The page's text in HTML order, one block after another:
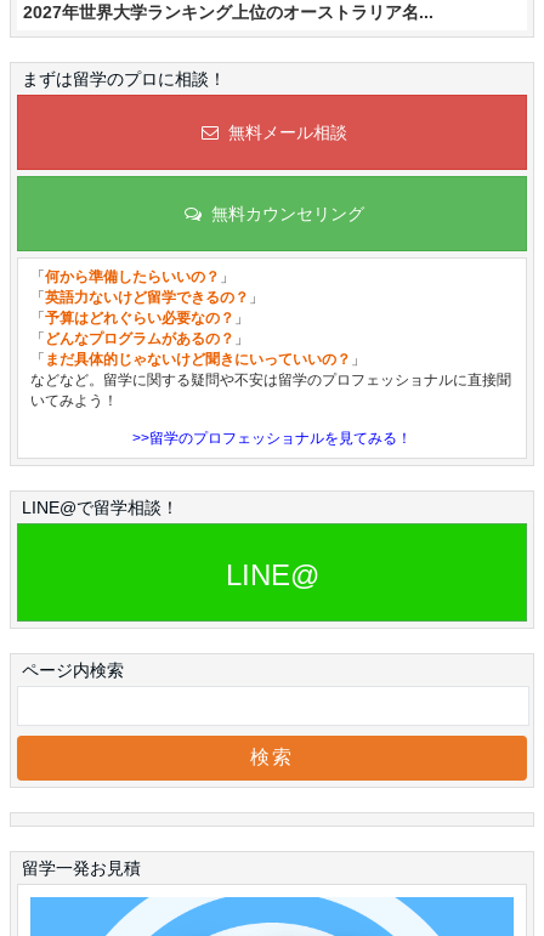
2027年世界大学ランキング上位のオーストラリア名...
まずは留学のプロに相談！
無料メール相談
無料カウンセリング
「何から準備したらいいの？ 」
「英語力ないけど留学できるの？ 」
「予算はどれぐらい必要なの？ 」
「 どんなプログラムがあるの？ 」
「 まだ具体的じゃないけど聞きにいっていいの？ 」
などなど。留学に関する疑問や不安は留学のプロフェッショナルに直接聞
いてみよう！
>>留学のプロフェッショナルを見てみる！
LINE@で留学相談！
LINE@
ページ内検索
留学一発お見積